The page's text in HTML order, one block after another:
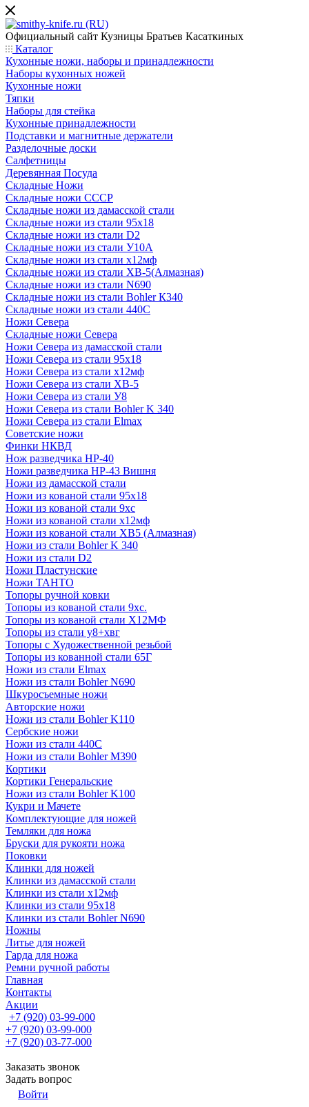
Официальный сайт Кузницы Братьев Касаткиных
Каталог
Кухонные ножи, наборы и принадлежности
Наборы кухонных ножей
Кухонные ножи
Тяпки
Наборы для стейка
Кухонные принадлежности
Подставки и магнитные держатели
Разделочные доски
Салфетницы
Деревянная Посуда
Складные Ножи
Cкладные ножи СССР
Складные ножи из дамасской стали
Складные ножи из стали 95х18
Складные ножи из стали D2
Складные ножи из стали У10А
Складные ножи из стали х12мф
Складные ножи из стали ХВ-5(Алмазная)
Складные ножи из стали N690
Складные ножи из стали Bohler К340
Складные ножи из стали 440С
Ножи Севера
Складные ножи Севера
Ножи Севера из дамасской стали
Ножи Севера из стали 95х18
Ножи Севера из стали х12мф
Ножи Севера из стали ХВ-5
Ножи Севера из стали У8
Ножи Севера из стали Bohler K 340
Ножи Севера из стали Elmax
Советские ножи
Финки НКВД
Нож разведчика НР-40
Ножи разведчика НР-43 Вишня
Ножи из дамасской стали
Ножи из кованой стали 95х18
Ножи из кованой стали 9хс
Ножи из кованой стали х12мф
Ножи из кованой стали ХВ5 (Алмазная)
Ножи из стали Bohler K 340
Ножи из стали D2
Ножи Пластунские
Ножи ТАНТО
Топоры ручной ковки
Топоры из кованой стали 9хс.
Топоры из кованой стали Х12МФ
Топоры из стали у8+хвг
Топоры с Художественной резьбой
Топоры из кованной стали 65Г
Ножи из стали Elmax
Ножи из стали Bohler N690
Шкуросъемные ножи
Авторские ножи
Ножи из стали Bohler K110
Сербские ножи
Ножи из стали 440С
Ножи из стали Bohler M390
Кортики
Кортики Генеральские
Ножи из стали Bohler K100
Кукри и Мачете
Комплектующие для ножей
Темляки для ножа
Бруски для рукояти ножа
Поковки
Клинки для ножей
Клинки из дамасской стали
Клинки из стали х12мф
Клинки из стали 95х18
Клинки из стали Bohler N690
Ножны
Литье для ножей
Гарда для ножа
Ремни ручной работы
Главная
Контакты
Акции
+7 (920) 03-99-000
+7 (920) 03-99-000
+7 (920) 03-77-000
Заказать звонок
Задать вопрос
Войти